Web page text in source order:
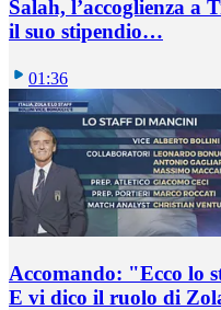
Salah, l’accoglienza a
il suo stipendio…
01:36
Accomando: "Ecco lo
E vi dico il ruolo di